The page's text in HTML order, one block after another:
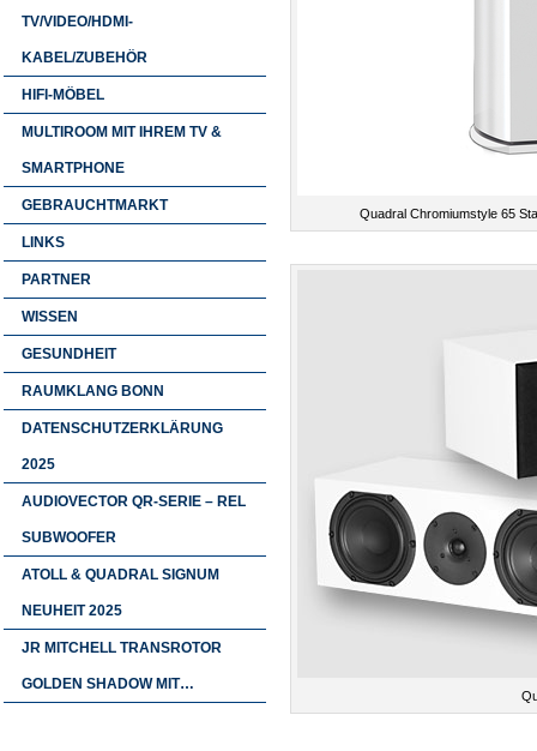
TV/VIDEO/HDMI-
KABEL/ZUBEHÖR
HIFI-MÖBEL
MULTIROOM MIT IHREM TV &
SMARTPHONE
GEBRAUCHTMARKT
LINKS
PARTNER
WISSEN
GESUNDHEIT
RAUMKLANG BONN
DATENSCHUTZERKLÄRUNG
2025
AUDIOVECTOR QR-SERIE – REL
SUBWOOFER
ATOLL & QUADRAL SIGNUM
NEUHEIT 2025
JR MITCHELL TRANSROTOR
GOLDEN SHADOW MIT…
Quadral Chromiumstyle 65